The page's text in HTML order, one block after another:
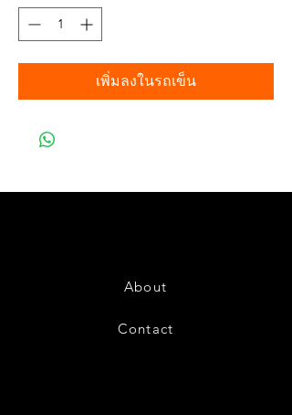
เพิ่มลงในรถเข็น
About
Contact